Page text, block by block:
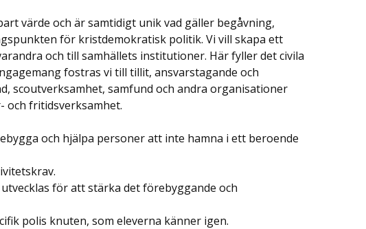
värde och är samtidigt unik vad gäller begåvning,
för kristdemokratisk politik. Vi vill skapa ett
och till samhällets institutioner. Här fyller det civila
fostras vi till tillit, ansvarstagande och
scoutverksamhet, samfund och andra organisationer
och fritidsverksamhet.
och hjälpa personer att inte hamna i ett beroende
för att stärka det förebyggande och
polis knuten, som eleverna känner igen.